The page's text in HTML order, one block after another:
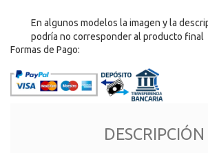
En algunos modelos la imagen y la
podría no corresponder al producto final
Formas de Pago:
DESCRIPCIÓN